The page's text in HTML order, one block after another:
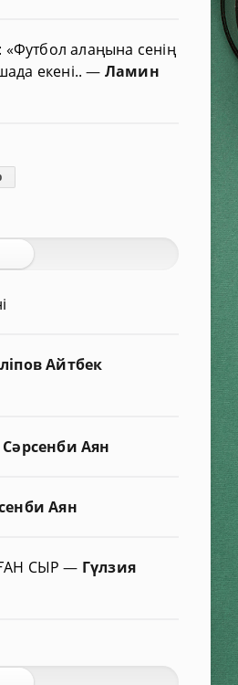
«Футбол алаңына сенің
екені..— Ламин
Айтбек
Сәрсенби Аян
Аян
СЫР— Гүлзия